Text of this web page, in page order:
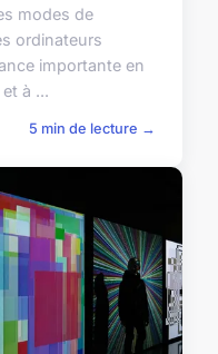
modes de
ordinateurs
importante en
à ...
5 min de lecture →